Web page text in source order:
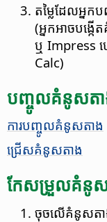
តម្លៃ​ដែល​អ្ន
(អ្នក​អាច​បង្ក
ឬ Impress ហ
Calc)
បញ្ចូល​គំនូសត
ការ​បញ្ចូល​គំនូសតាង
ជ្រើស​គំនូស​តាង
កែសម្រួល​គំនូ
ចុច​លើ​គំនូស​តា